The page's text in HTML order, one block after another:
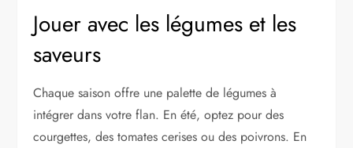
Jouer avec les légumes et les
saveurs
Chaque saison offre une palette de légumes à
intégrer dans votre flan. En été, optez pour des
courgettes, des tomates cerises ou des poivrons. En